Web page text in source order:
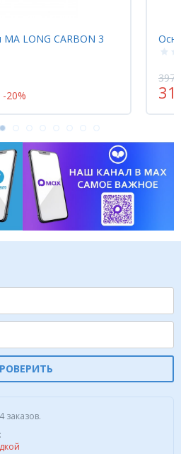
LONG CARBON 3
-20%
заказов.